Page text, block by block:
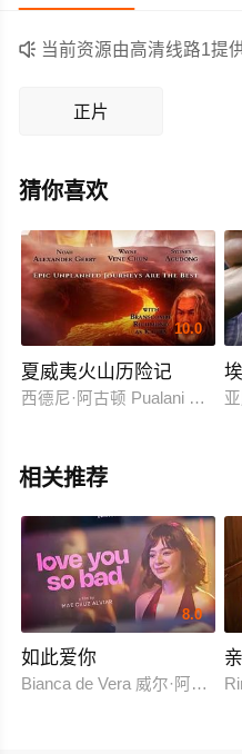
劣手段达成目标的野心家。
学。
定的看点，在演员表现和剧
剧情紧凑，角色塑造鲜明，
 当前资源由高清线路1提
正片
猜你喜欢
10.0
夏威夷火山历险记
西德尼·阿古顿 Pualani
相关推荐
8.0
如此爱你
Bianca de Vera 威尔·阿什利·